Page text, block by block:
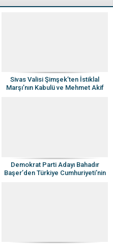
Sivas Valisi Şimşek’ten İstiklal
Marşı’nın Kabulü ve Mehmet Akif
Demokrat Parti Adayı Bahadır
Başer’den Türkiye Cumhuriyeti’nin